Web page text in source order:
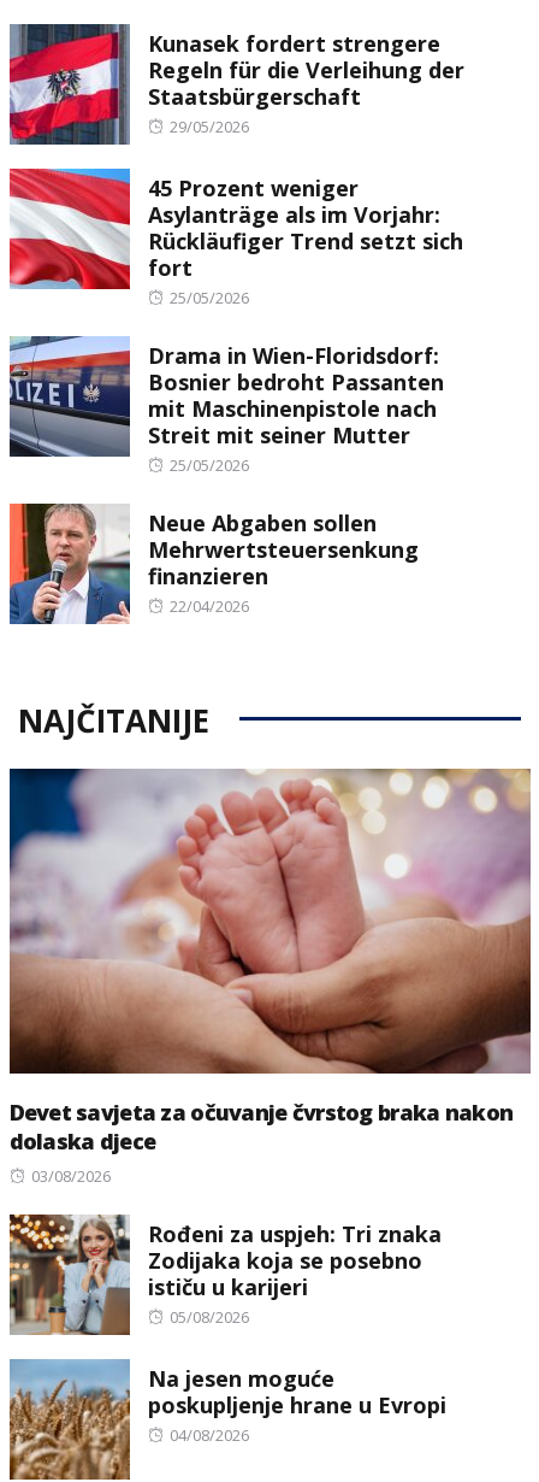
Kunasek fordert strengere
Regeln für die Verleihung der
Staatsbürgerschaft
Posted
29/05/2026
45 Prozent weniger
Asylanträge als im Vorjahr:
Rückläufiger Trend setzt sich
fort
Posted
25/05/2026
Drama in Wien-Floridsdorf:
Bosnier bedroht Passanten
mit Maschinenpistole nach
Streit mit seiner Mutter
Posted
25/05/2026
Neue Abgaben sollen
Mehrwertsteuersenkung
finanzieren
Posted
22/04/2026
NAJČITANIJE
Devet savjeta za očuvanje čvrstog braka nakon
dolaska djece
Posted
03/08/2026
Rođeni za uspjeh: Tri znaka
Zodijaka koja se posebno
ističu u karijeri
Posted
05/08/2026
Na jesen moguće
poskupljenje hrane u Evropi
Posted
04/08/2026